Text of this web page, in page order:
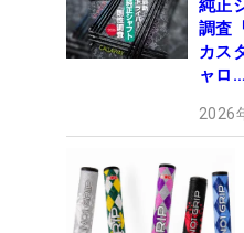
純正
調査
カス
ャロ
2026